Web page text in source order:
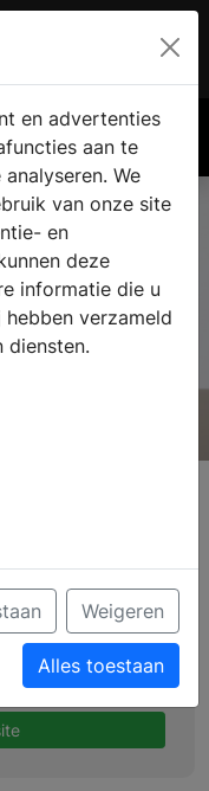
€ 0.00
en advertenties
aan te
We
van onze site
en
deze
informatie die u
verzameld
diensten.
Weigeren
Alles toestaan